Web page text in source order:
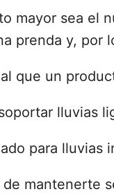
mayor sea el
prenda y, por
que un
lluvias
para lluvias
mantenerte